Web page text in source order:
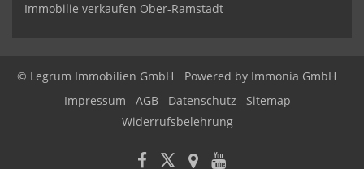
Immobilie verkaufen Ober-Ramstadt
© Legrum Immobilien GmbH Powered by Immonia GmbH
Impressum
AGB Datenschutz
Sitemap
Widerrufsbelehrung